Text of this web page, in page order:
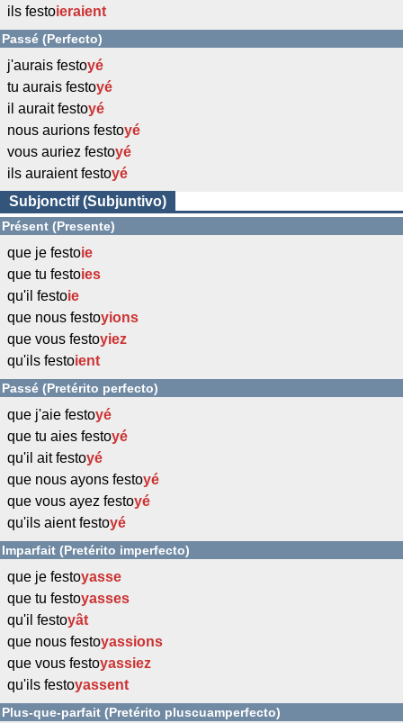
ils festoieraient
Passé (Perfecto)
j'aurais festoyé
tu aurais festoyé
il aurait festoyé
nous aurions festoyé
vous auriez festoyé
ils auraient festoyé
Subjonctif (Subjuntivo)
Présent (Presente)
que je festoie
que tu festoies
qu'il festoie
que nous festoyions
que vous festoyiez
qu'ils festoient
Passé (Pretérito perfecto)
que j'aie festoyé
que tu aies festoyé
qu'il ait festoyé
que nous ayons festoyé
que vous ayez festoyé
qu'ils aient festoyé
Imparfait (Pretérito imperfecto)
que je festoyasse
que tu festoyasses
qu'il festoyât
que nous festoyassions
que vous festoyassiez
qu'ils festoyassent
Plus-que-parfait (Pretérito pluscuamperfecto)